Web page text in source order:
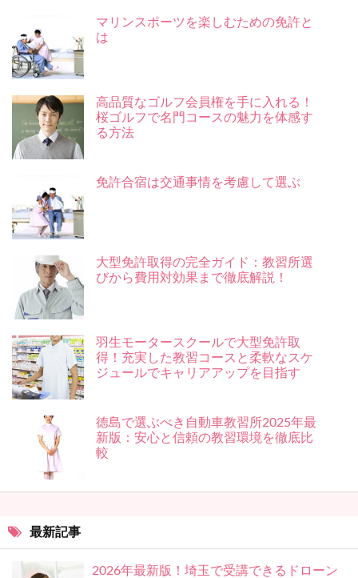
マリンスポーツを楽しむための免許と
は
高品質なゴルフ会員権を手に入れる！
桜ゴルフで名門コースの魅力を体感す
る方法
免許合宿は交通事情を考慮して選ぶ
大型免許取得の完全ガイド：教習所選
びから費用対効果まで徹底解説！
羽生モータースクールで大型免許取
得！充実した教習コースと柔軟なスケ
ジュールでキャリアアップを目指す
徳島で選ぶべき自動車教習所2025年最
新版：安心と信頼の教習環境を徹底比
較
最新記事
2026年最新版！埼玉で受講できるドローン